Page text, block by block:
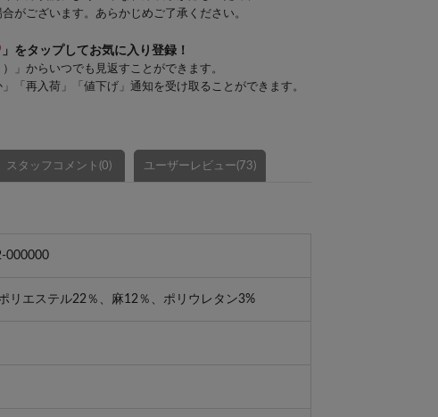
がございます。あらかじめご了承ください。
」をタップしてお気に入り登録！
」からいつでも見返すことができます。
「再入荷」「値下げ」通知を受け取ることができます。
スタッフコメント(0) ユーザーレビュー(73)
000000
リエステル22％、麻12％、ポリウレタン3%